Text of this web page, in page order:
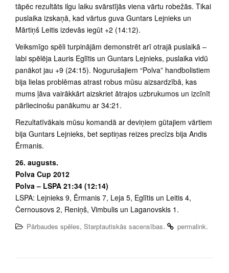
tāpēc rezultāts ilgu laiku svārstījās viena vārtu robežās. Tikai
puslaika izskaņā, kad vārtus guva Guntars Lejnieks un
Mārtiņš Leitis izdevās iegūt +2 (14:12).
Veiksmīgo spēli turpinājām demonstrēt arī otrajā puslaikā –
labi spēlēja Lauris Eglītis un Guntars Lejnieks, puslaika vidū
panākot jau +9 (24:15). Nogurušajiem “Polva” handbolistiem
bija lielas problēmas atrast robus mūsu aizsardzībā, kas
mums ļāva vairākkārt aizskriet ātrajos uzbrukumos un izcīnīt
pārliecinošu panākumu ar 34:21.
Rezultatīvākais mūsu komandā ar deviņiem gūtajiem vārtiem
bija Guntars Lejnieks, bet septiņas reizes precīzs bija Andis
Ērmanis.
26. augusts.
Polva Cup 2012
Polva – LSPA 21:34 (12:14)
LSPA: Lejnieks 9, Ērmanis 7, Leja 5, Eglītis un Leitis 4,
Černousovs 2, Reniņš, Vimbulis un Laganovskis 1.
Pārbaudes spēles, Starptautiskās sacensības. permalink.